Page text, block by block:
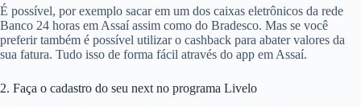
É possível, por exemplo sacar em um dos caixas eletrônicos da rede
Banco 24 horas em Assaí assim como do Bradesco. Mas se você
preferir também é possível utilizar o cashback para abater valores da
sua fatura. Tudo isso de forma fácil através do app em Assaí.
2. Faça o cadastro do seu next no programa Livelo